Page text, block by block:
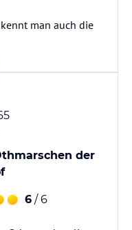
man auch die
der
6 / 6